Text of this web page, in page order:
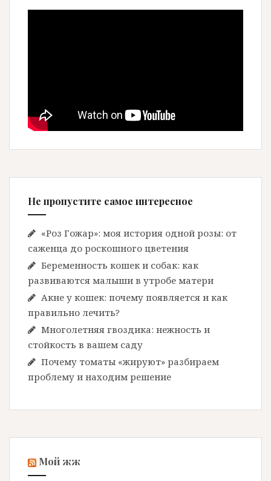
Не пропустите самое интересное
«Роз Гожар»: моя история одной розы: от
саженца до роскошного цветения
Беременность кошек и собак: как
развиваются малыши в утробе матери
Акне у кошек: почему появляется и как
правильно лечить?
Многолетняя гвоздика: нежность и
стойкость в вашем саду
Почему томаты «жируют» разбираем
проблему и находим решение
Мой жж